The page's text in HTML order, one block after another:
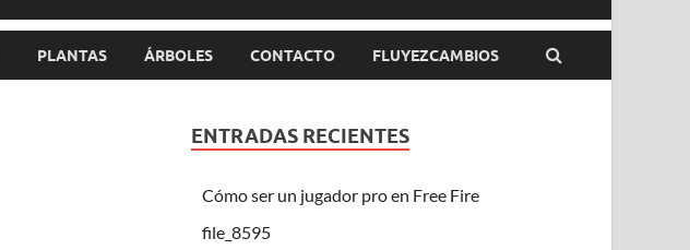
PLANTAS ÁRBOLES CONTACTO FLUYEZCAMBIOS
ENTRADAS RECIENTES
Cómo ser un jugador pro en Free Fire
file_8595